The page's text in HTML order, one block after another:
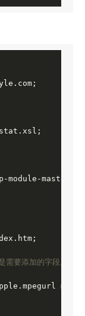
module-master/;
需要添加的字段。